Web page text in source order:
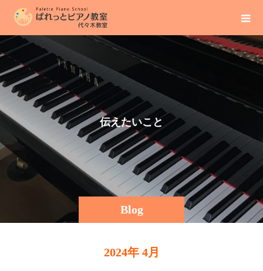
Blog
伝えたいこ と
その
2024年 4月